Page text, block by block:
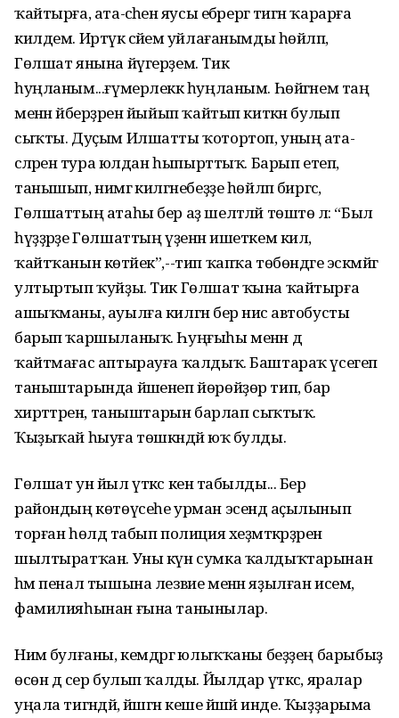
ҡайтырға, ата-әсәһенә яусы ебәрергә тигән ҡарарға
килдем. Иртүк әсәйемә уйлағанымды һөйләп,
Гөлшат янына йүгерҙем. Тик
һуңланым...ғүмерлеккә һуңланым. Һөйгәнем таң
менән әйберҙәрен йыйып ҡайтып киткән булып
сыҡты. Дуҫым Илшатты ҡотортоп, уның ата-
әсәләренә тура юлдан һыпырттыҡ. Барып етеп,
танышып, нимәгә килгәнебеҙҙе һөйләп биргәс,
Гөлшаттың атаһы бер аҙ шелтәләй төштө лә: “Был
һүҙҙәрҙе Гөлшаттың үҙенән ишеткем килә,
ҡайтҡанын көтәйек”,--тип ҡапҡа төбөндәге эскәмйәгә
ултыртып ҡуйҙы. Тик Гөлшат ҡына ҡайтырға
ашыҡманы, ауылға килгән бер нисә автобусты
барып ҡаршыланыҡ. Һуңғыһы менән дә
ҡайтмағас аптырауға ҡалдыҡ. Баштараҡ үсегеп
таныштарында йәшенеп йөрөйҙөр тип, бар
әхирәттәрен, таныштарын барлап сыҡтыҡ.
Ҡыҙыҡай һыуға төшкәндәй юҡ булды.
Гөлшат ун йыл үткәс кенә табылды... Бер
райондың көтөүсеһе урман эсендә аҫылынып
торған һөлдә табып полиция хеҙмәткәрҙәренә
шылтыратҡан. Уны күн сумка ҡалдыҡтарынан
һәм пенал тышына лезвие менән яҙылған исем,
фамилияһынан ғына танынылар.
Нимә булғаны, кемдәргә юлыҡҡаны беҙҙең барыбыҙ
өсөн дә сер булып ҡалды. Йылдар үткәс, яралар
уңала тигәндәй, йәшәгән кеше йәшәй инде. Ҡыҙҙарыма